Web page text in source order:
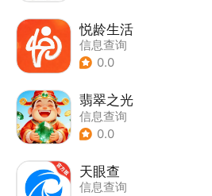
悦龄生活
信息查询
0.0
翡翠之光
信息查询
0.0
天眼查
信息查询